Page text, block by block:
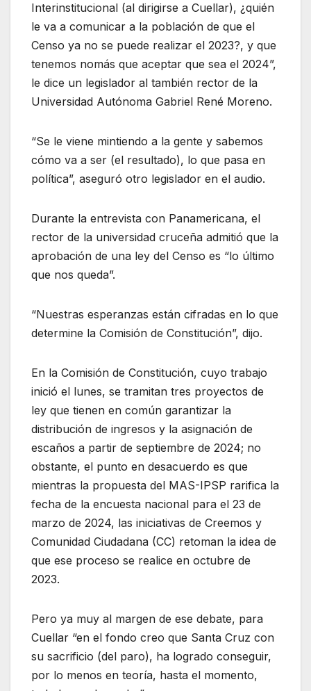
Interinstitucional (al dirigirse a Cuellar), ¿quién
le va a comunicar a la población de que el
Censo ya no se puede realizar el 2023?, y que
tenemos nomás que aceptar que sea el 2024”,
le dice un legislador al también rector de la
Universidad Autónoma Gabriel René Moreno.
“Se le viene mintiendo a la gente y sabemos
cómo va a ser (el resultado), lo que pasa en
política”, aseguró otro legislador en el audio.
Durante la entrevista con Panamericana, el
rector de la universidad cruceña admitió que la
aprobación de una ley del Censo es “lo último
que nos queda”.
“Nuestras esperanzas están cifradas en lo que
determine la Comisión de Constitución”, dijo.
En la Comisión de Constitución, cuyo trabajo
inició el lunes, se tramitan tres proyectos de
ley que tienen en común garantizar la
distribución de ingresos y la asignación de
escaños a partir de septiembre de 2024; no
obstante, el punto en desacuerdo es que
mientras la propuesta del MAS-IPSP rarifica la
fecha de la encuesta nacional para el 23 de
marzo de 2024, las iniciativas de Creemos y
Comunidad Ciudadana (CC) retoman la idea de
que ese proceso se realice en octubre de
2023.
Pero ya muy al margen de ese debate, para
Cuellar “en el fondo creo que Santa Cruz con
su sacrificio (del paro), ha logrado conseguir,
por lo menos en teoría, hasta el momento,